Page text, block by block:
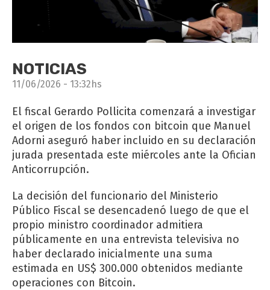
NOTICIAS
11/06/2026 - 13:32hs
El fiscal Gerardo Pollicita comenzará a investigar
el origen de los fondos con bitcoin que Manuel
Adorni aseguró haber incluido en su declaración
jurada presentada este miércoles ante la Ofician
Anticorrupción.
La decisión del funcionario del Ministerio
Público Fiscal se desencadenó luego de que el
propio ministro coordinador admitiera
públicamente en una entrevista televisiva no
haber declarado inicialmente una suma
estimada en US$ 300.000 obtenidos mediante
operaciones con Bitcoin.